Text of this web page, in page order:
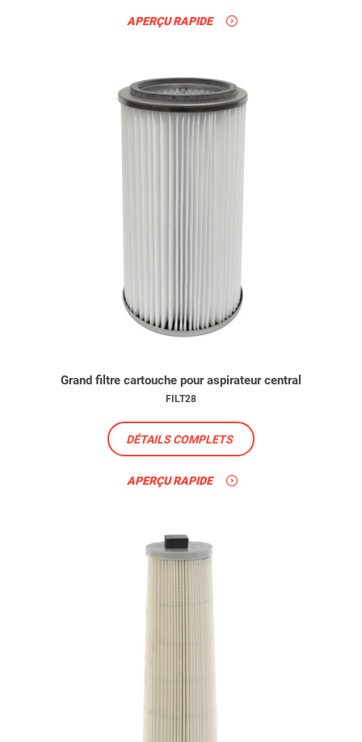
APERÇU RAPIDE
Grand filtre cartouche pour aspirateur central
FILT28
DÉTAILS COMPLETS
APERÇU RAPIDE